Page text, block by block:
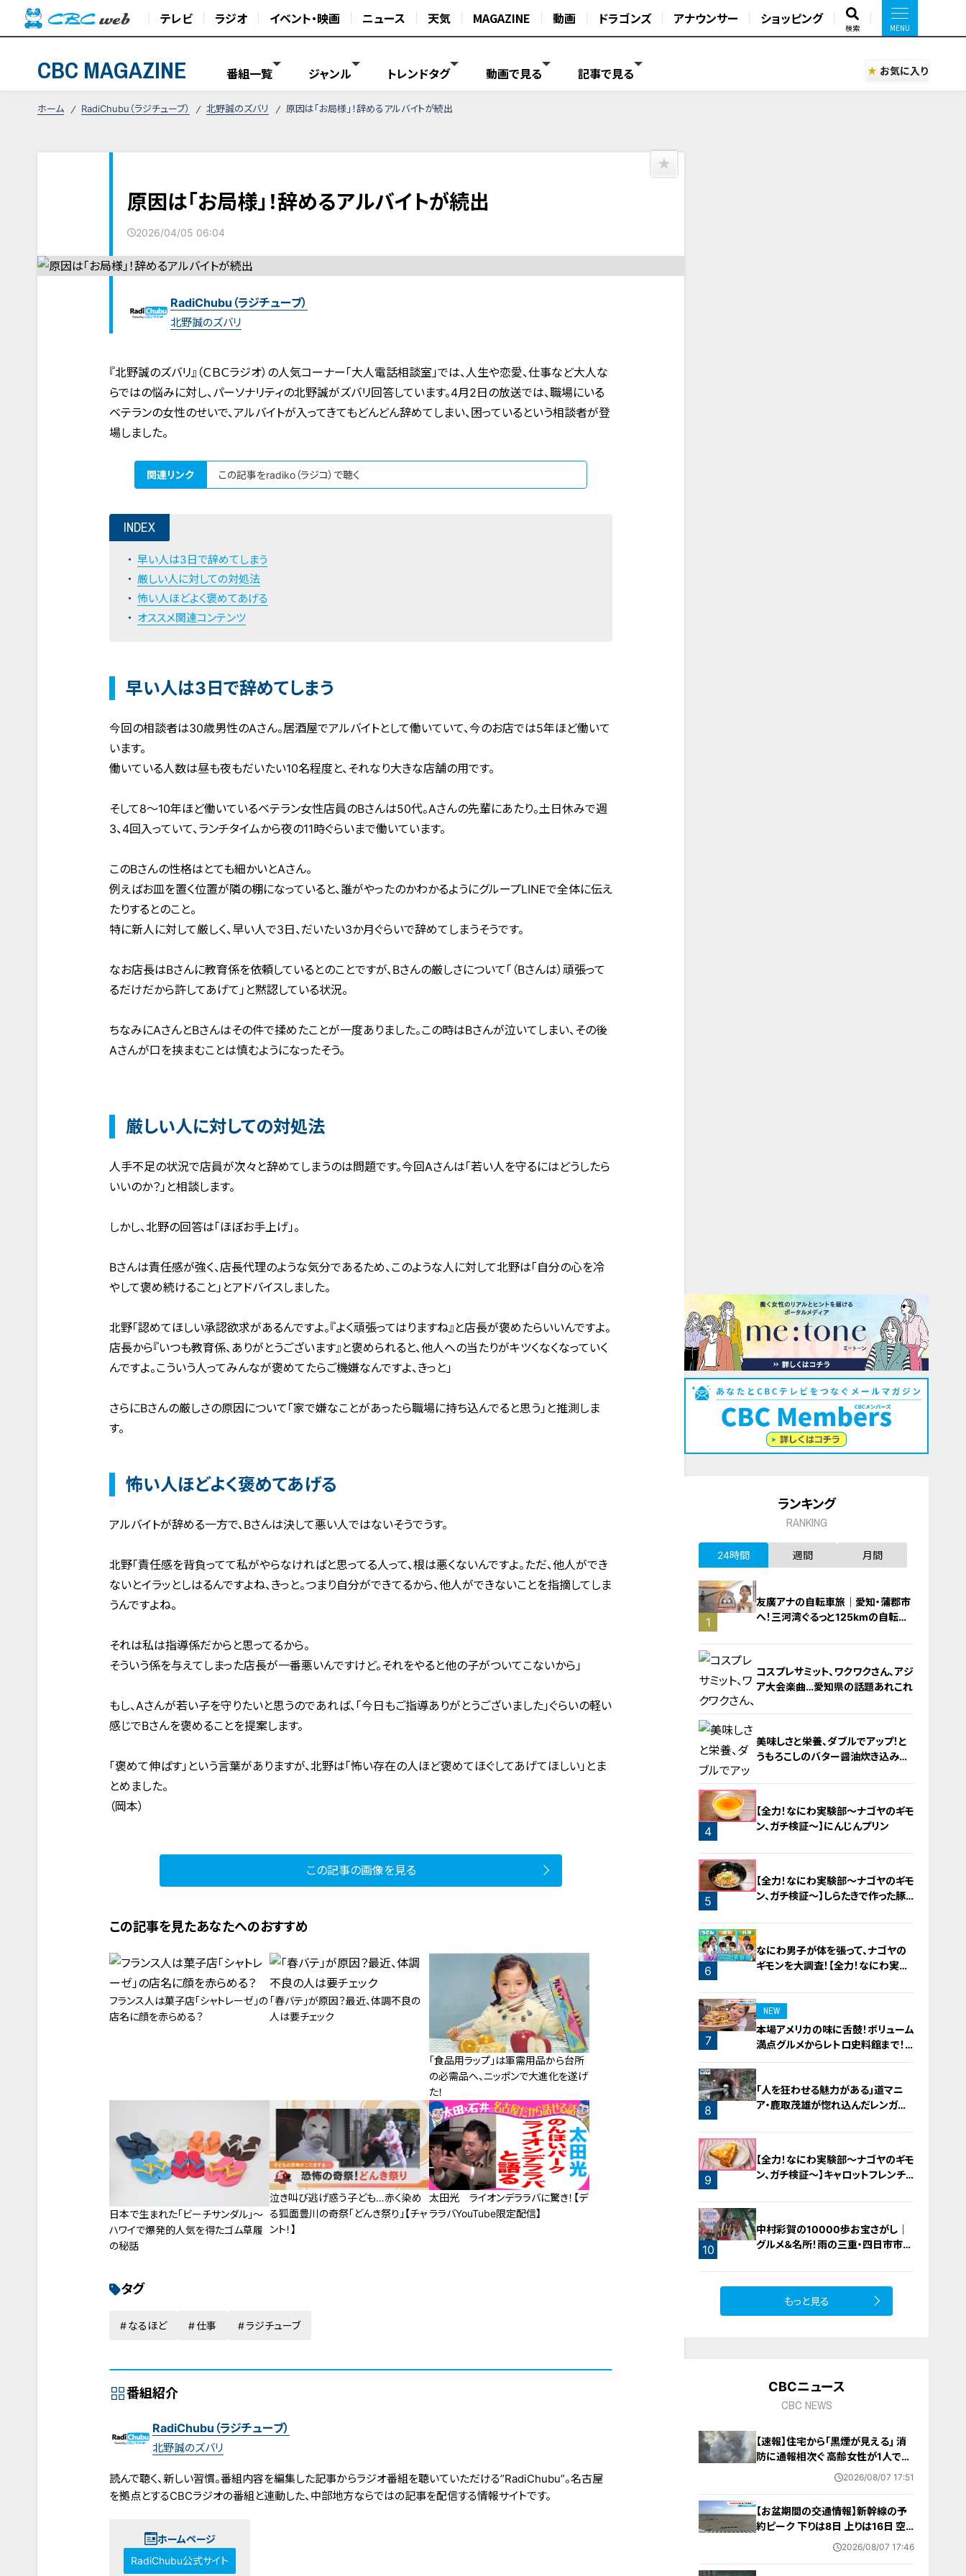
テレビ ラジオ イベント・映画 ニュース 天気 MAGAZINE 動画 ドラゴンズ アナウンサー ショッピング
検索
CBC MAGAZINE 番組一覧 ジャンル トレンドタグ 動画で見る 記事で見る お気に入り
ホーム RadiChubu（ラジチューブ） 北野誠のズバリ 原因は「お局様」！辞めるアルバイトが続出
原因は「お局様」！辞めるアルバイトが続出
2026/04/05 06:04
RadiChubu（ラジチューブ）
北野誠のズバリ
『北野誠のズバリ』（ＣＢＣラジオ）の人気コーナー「大人電話相談室」では、人生や恋愛、仕事など大人な
らではの悩みに対し、パーソナリティの北野誠がズバリ回答しています。4月2日の放送では、職場にいる
ベテランの女性のせいで、アルバイトが入ってきてもどんどん辞めてしまい、困っているという相談者が登
場しました。
関連リンク この記事をradiko（ラジコ）で聴く
INDEX
早い人は3日で辞めてしまう
厳しい人に対しての対処法
怖い人ほどよく褒めてあげる
オススメ関連コンテンツ
早い人は3日で辞めてしまう
今回の相談者は30歳男性のAさん。居酒屋でアルバイトとして働いていて、今のお店では5年ほど働いて
います。
働いている人数は昼も夜もだいたい10名程度と、それなり大きな店舗の用です。
そして8～10年ほど働いているベテラン女性店員のBさんは50代。Aさんの先輩にあたり。土日休みで週
3、4回入っていて、ランチタイムから夜の11時ぐらいまで働いています。
このBさんの性格はとても細かいとAさん。
例えばお皿を置く位置が隣の棚になっていると、誰がやったのかわかるようにグループLINEで全体に伝え
たりするとのこと。
特に新人に対して厳しく、早い人で3日、だいたい3か月ぐらいで辞めてしまうそうです。
なお店長はBさんに教育係を依頼しているとのことですが、Bさんの厳しさについて「（Bさんは）頑張って
るだけだから許してあげて」と黙認している状況。
ちなみにAさんとBさんはその件で揉めたことが一度ありました。この時はBさんが泣いてしまい、その後
Aさんが口を挟まむことは慎むようになったそう。
厳しい人に対しての対処法
人手不足の状況で店員が次々と辞めてしまうのは問題です。今回Aさんは「若い人を守るにはどうしたら
いいのか？」と相談します。
しかし、北野の回答は「ほぼお手上げ」。
Bさんは責任感が強く、店長代理のような気分であるため、このような人に対して北野は「自分の心を冷
やして褒め続けること」とアドバイスしました。
北野「認めてほしい承認欲求があるんですよ。『よく頑張ってはりますね』と店長が褒めたらいいんですよ。
店長から『いつも教育係、ありがとうございます』と褒められると、他人への当たりがキツくなくなっていく
んですよ。こういう人ってみんなが褒めてたらご機嫌なんですよ、きっと」
さらにBさんの厳しさの原因について「家で嫌なことがあったら職場に持ち込んでると思う」と推測しま
す。
怖い人ほどよく褒めてあげる
アルバイトが辞める一方で、Bさんは決して悪い人ではないそうでうす。
北野「責任感を背負ってて私がやらなければと思ってる人って、根は悪くないんですよ。ただ、他人ができ
ないとイラッとしはるんですよね、きっと。つまり自分ができてるから、他人ができないことを指摘してしま
うんですよね。
それは私は指導係だからと思ってるから。
そういう係を与えてしまった店長が一番悪いんですけど。それをやると他の子がついてこないから」
もし、Aさんが若い子を守りたいと思うのであれば、「今日もご指導ありがとうございました」ぐらいの軽い
感じでBさんを褒めることを提案します。
「褒めて伸ばす」という言葉がありますが、北野は「怖い存在の人ほど褒めてほぐしてあげてほしい」とま
とめました。
（岡本）
この記事の画像を見る
この記事を見たあなたへのおすすめ
フランス人は菓子店「シャトレーゼ」の
店名に顔を赤らめる？
「春バテ」が原因？最近、体調不良の
人は要チェック
「食品用ラップ」は軍需用品から台所
の必需品へ、ニッポンで大進化を遂げ
た！
日本で生まれた「ビーチサンダル」～
ハワイで爆発的人気を得たゴム草履
の秘話
泣き叫び逃げ惑う子ども…赤く染め
る狐面豊川の奇祭「どんき祭り」【チャ
ント！】
太田光 ライオンデララバに驚き！【デ
ララバYouTube限定配信】
タグ
なるほど 仕事 ラジチューブ
番組紹介
RadiChubu（ラジチューブ）
北野誠のズバリ
読んで聴く、新しい習慣。番組内容を編集した記事からラジオ番組を聴いていただける”RadiChubu”。名古屋
を拠点とするCBCラジオの番組と連動した、中部地方ならではの記事を配信する情報サイトです。
ホームページ
RadiChubu公式サイト
ランキング
RANKING
24時間 週間 月間
1
友廣アナの自転車旅｜愛知・蒲郡市
へ！三河湾ぐるっと125kmの自転車
2
コスプレサミット、ワクワクさん、アジ
ア大会楽曲…愛知県の話題あれこれ
3
美味しさと栄養、ダブルでアップ！と
うもろこしのバター醤油炊き込みご
4
【全力！なにわ実験部～ナゴヤのギモ
ン、ガチ検証～】にんじんプリン
5
【全力！なにわ実験部～ナゴヤのギモ
ン、ガチ検証～】しらたきで作った豚
6
なにわ男子が体を張って、ナゴヤの
ギモンを大調査！【全力！なにわ実験
7
NEW
本場アメリカの味に舌鼓！ボリューム
満点グルメからレトロ史料館まで！
愛知・東海市の感動スポット3選
8
「人を狂わせる魅力がある」道マニ
ア・鹿取茂雄が惚れ込んだレンガの
9
【全力！なにわ実験部～ナゴヤのギモ
ン、ガチ検証～】キャロットフレンチ
10
中村彩賀の10000歩お宝さがし｜
グルメ＆名所！雨の三重・四日市市で
もっと見る
CBCニュース
CBC NEWS
【速報】住宅から｢黒煙が見える｣ 消
防に通報相次ぐ 高齢女性が1人で住
んでいたか 愛知･西尾市2026/08/07 17:51
【お盆期間の交通情報】新幹線の予
約ピーク 下りは8日 上りは16日 空
の便は台風の影響で7日～8日にか
2026/08/07 17:46